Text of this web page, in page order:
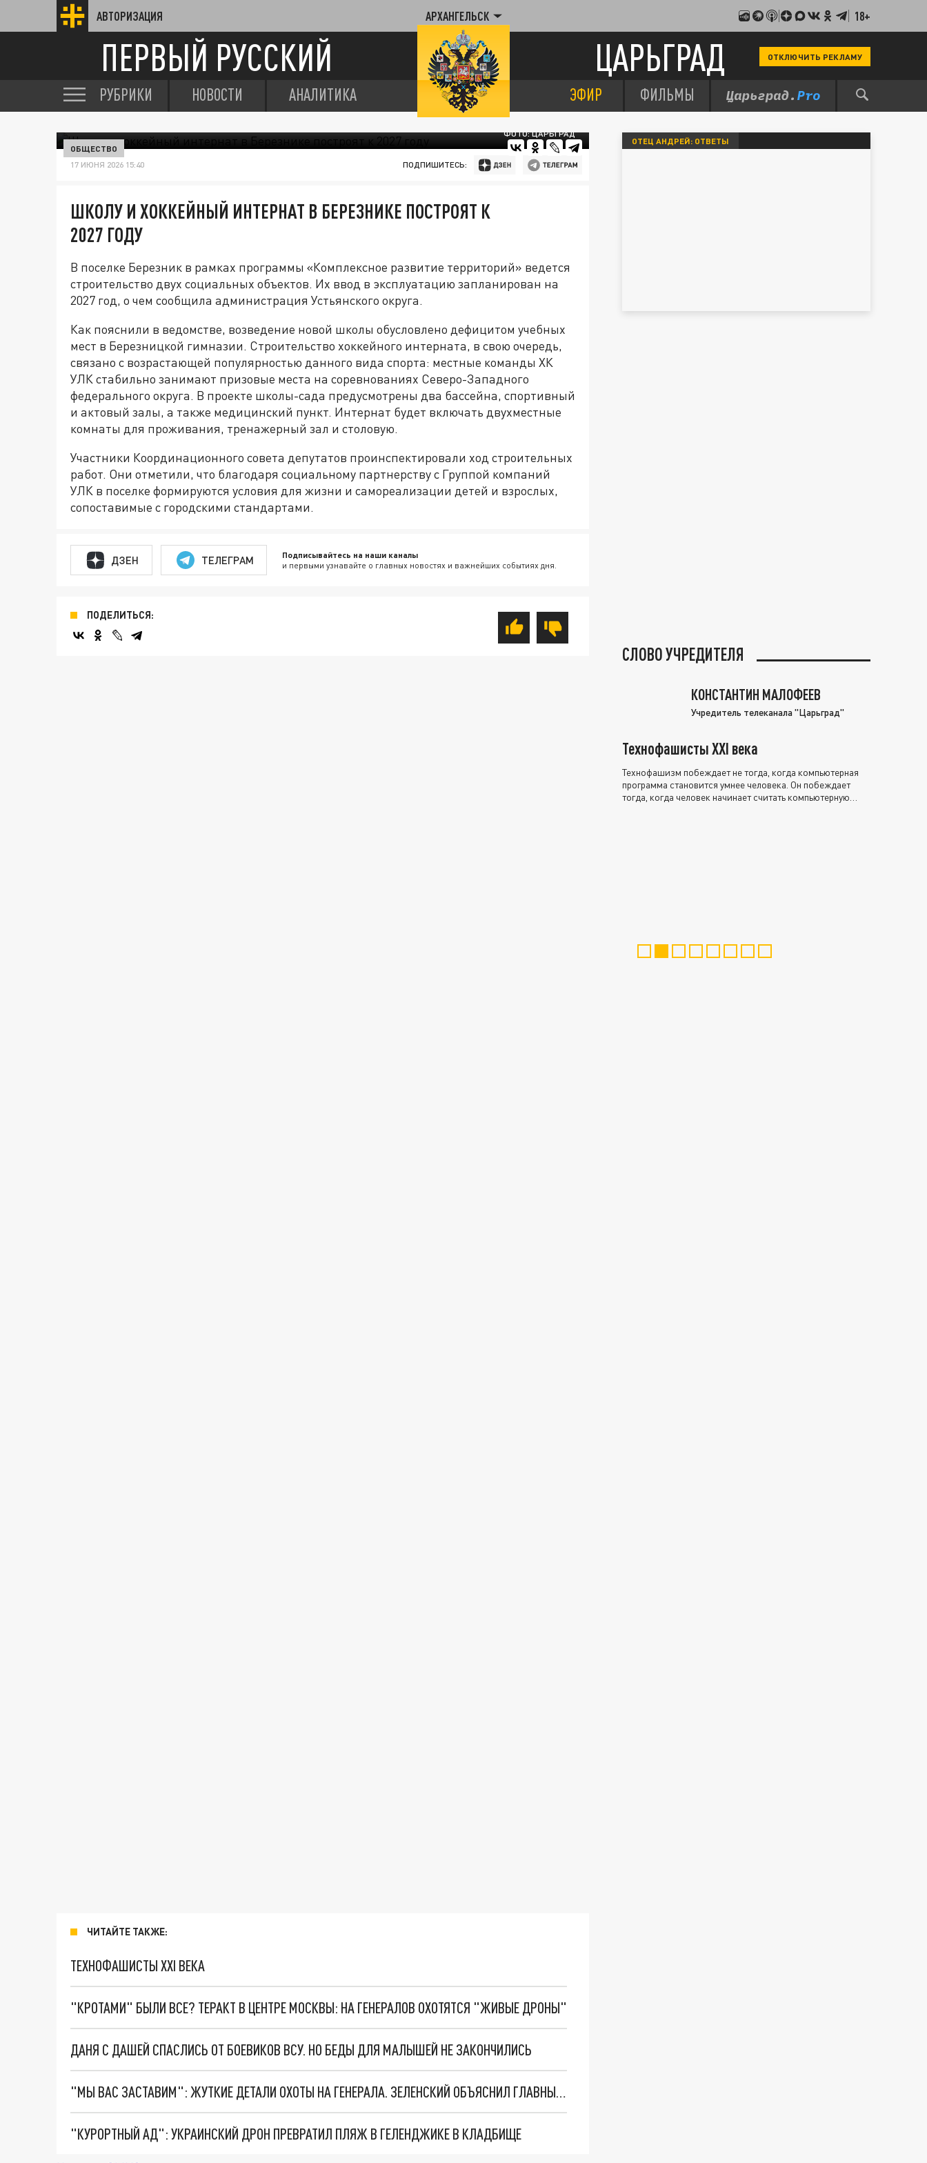
АВТОРИЗАЦИЯ АРХАНГЕЛЬСК 18+
ПЕРВЫЙ РУССКИЙ ЦАРЬГРАД ОТКЛЮЧИТЬ РЕКЛАМУ
РУБРИКИ НОВОСТИ АНАЛИТИКА ЭФИР ФИЛЬМЫ
ФОТО: ЦАРЬГРАД
ОБЩЕСТВО
17 ИЮНЯ 2026 15:40 ПОДПИШИТЕСЬ:
ШКОЛУ И ХОККЕЙНЫЙ ИНТЕРНАТ В БЕРЕЗНИКЕ ПОСТРОЯТ К
2027 ГОДУ
В поселке Березник в рамках программы «Комплексное развитие территорий» ведется
строительство двух социальных объектов. Их ввод в эксплуатацию запланирован на
2027 год, о чем сообщила администрация Устьянского округа.
Как пояснили в ведомстве, возведение новой школы обусловлено дефицитом учебных
мест в Березницкой гимназии. Строительство хоккейного интерната, в свою очередь,
связано с возрастающей популярностью данного вида спорта: местные команды ХК
УЛК стабильно занимают призовые места на соревнованиях Северо-Западного
федерального округа. В проекте школы-сада предусмотрены два бассейна, спортивный
и актовый залы, а также медицинский пункт. Интернат будет включать двухместные
комнаты для проживания, тренажерный зал и столовую.
Участники Координационного совета депутатов проинспектировали ход строительных
работ. Они отметили, что благодаря социальному партнерству с Группой компаний
УЛК в поселке формируются условия для жизни и самореализации детей и взрослых,
сопоставимые с городскими стандартами.
ДЗЕН ТЕЛЕГРАМ Подписывайтесь на наши каналы
и первыми узнавайте о главных новостях и важнейших событиях дня.
ПОДЕЛИТЬСЯ:
ЧИТАЙТЕ ТАКЖЕ:
ТЕХНОФАШИСТЫ XXI ВЕКА
"КРОТАМИ" БЫЛИ ВСЕ? ТЕРАКТ В ЦЕНТРЕ МОСКВЫ: НА ГЕНЕРАЛОВ ОХОТЯТСЯ "ЖИВЫЕ ДРОНЫ"
ДАНЯ С ДАШЕЙ СПАСЛИСЬ ОТ БОЕВИКОВ ВСУ. НО БЕДЫ ДЛЯ МАЛЫШЕЙ НЕ ЗАКОНЧИЛИСЬ
"МЫ ВАС ЗАСТАВИМ": ЖУТКИЕ ДЕТАЛИ ОХОТЫ НА ГЕНЕРАЛА. ЗЕЛЕНСКИЙ ОБЪЯСНИЛ ГЛАВНЫЙ СМЫСЛ ТЕРАКТА В ЦЕНТРЕ МОСКВЫ
"КУРОРТНЫЙ АД": УКРАИНСКИЙ ДРОН ПРЕВРАТИЛ ПЛЯЖ В ГЕЛЕНДЖИКЕ В КЛАДБИЩЕ
ОТЕЦ АНДРЕЙ: ОТВЕТЫ
СЛОВО УЧРЕДИТЕЛЯ
КОНСТАНТИН МАЛОФЕЕВ
Учредитель телеканала "Царьград"
Технофашисты XXI века
Технофашизм побеждает не тогда, когда компьютерная
программа становится умнее человека. Он побеждает
тогда, когда человек начинает считать компьютерную